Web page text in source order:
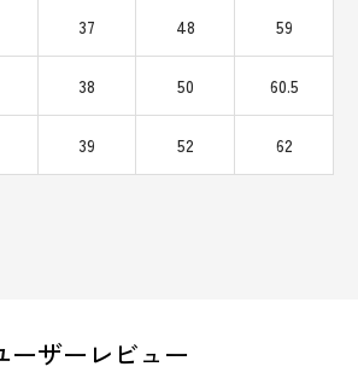
37 48 59
38 50 60.5
39 52 62
ーザーレビュー